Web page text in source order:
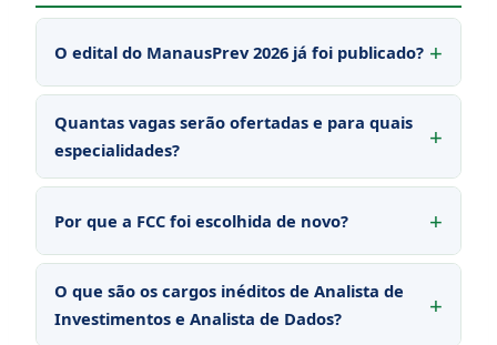
O edital do ManausPrev 2026 já foi publicado?
Quantas vagas serão ofertadas e para quais
especialidades?
Por que a FCC foi escolhida de novo?
O que são os cargos inéditos de Analista de
Investimentos e Analista de Dados?